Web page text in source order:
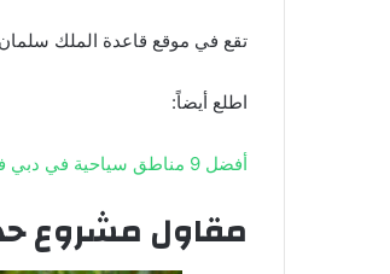
تقع في موقع قاعدة الملك سلمان
اطلع أيضاً:
أفضل 9 مناطق سياحية في دبي في 2023
مقاول مشروع